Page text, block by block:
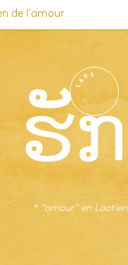
de l'amour
ຮັກ
L
A
O S
* "amour" en Laotien